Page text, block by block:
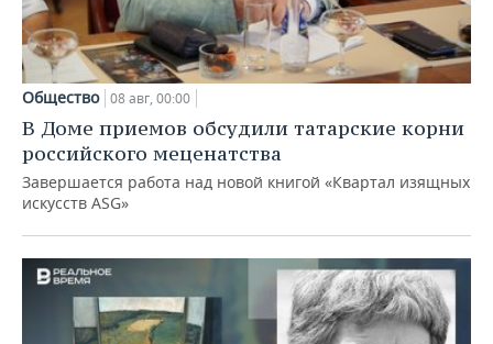
Общество 08 авг, 00:00
В Доме приемов обсудили татарские корни
российского меценатства
Завершается работа над новой книгой «Квартал изящных
искусств ASG»